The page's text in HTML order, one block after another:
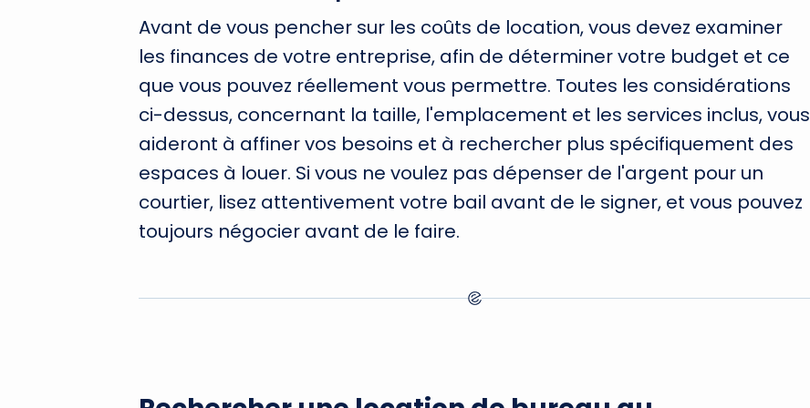
Avant de vous pencher sur les coûts de location, vous devez examiner
les finances de votre entreprise, afin de déterminer votre budget et ce
que vous pouvez réellement vous permettre. Toutes les considérations
ci-dessus, concernant la taille, l'emplacement et les services inclus, vous
aideront à affiner vos besoins et à rechercher plus spécifiquement des
espaces à louer. Si vous ne voulez pas dépenser de l'argent pour un
courtier, lisez attentivement votre bail avant de le signer, et vous pouvez
toujours négocier avant de le faire.